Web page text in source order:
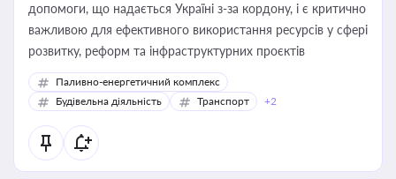
допомоги, що надається Україні з-за кордону, і є критично
важливою для ефективного використання ресурсів у сфері
розвитку, реформ та інфраструктурних проєктів
Паливно-енергетичний комплекс
Будівельна діяльність
Транспорт +2